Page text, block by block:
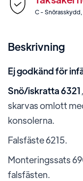
C -
Beskrivning
Ej godkänd för
Snö/iskratta 6321
skarvas omlott
konsolerna.
Falsfäste 6215.
Monteringssats
falsfästen.